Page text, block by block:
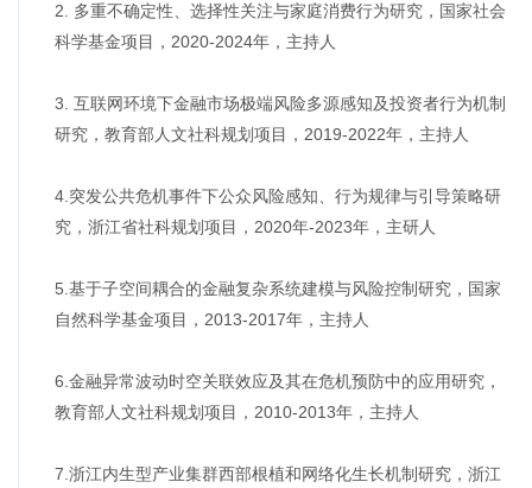
2. 多重不确定性、选择性关注与家庭消费行为研究，国家社会
科学基金项目，2020-2024年，主持人
3. 互联网环境下金融市场极端风险多源感知及投资者行为机制
研究，教育部人文社科规划项目，2019-2022年，主持人
4.突发公共危机事件下公众风险感知、行为规律与引导策略研
究，浙江省社科规划项目，2020年-2023年，主研人
5.基于子空间耦合的金融复杂系统建模与风险控制研究，国家
自然科学基金项目，2013-2017年，主持人
6.金融异常波动时空关联效应及其在危机预防中的应用研究，
教育部人文社科规划项目，2010-2013年，主持人
7.浙江内生型产业集群西部根植和网络化生长机制研究，浙江